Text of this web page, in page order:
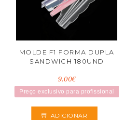
MOLDE F1 FORMA DUPLA
SANDWICH 180UND
9.00€
Preço exclusivo para profissional
ADICIONAR